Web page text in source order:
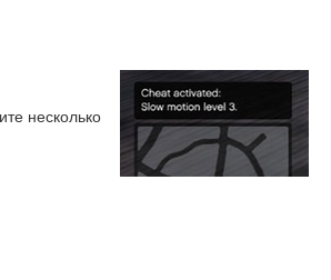
несколько